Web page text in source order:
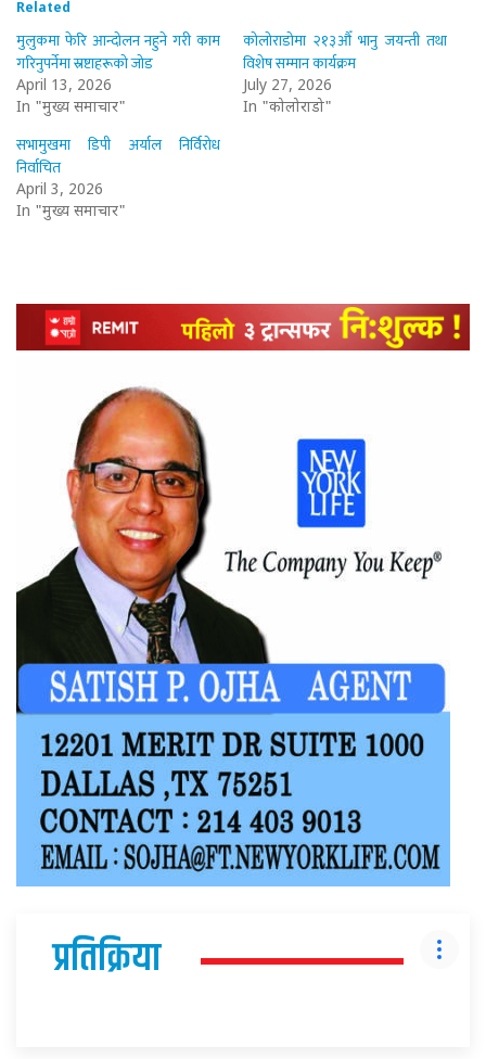
Related
मुलुकमा फेरि आन्दोलन नहुने गरी काम
गरिनुपर्नेमा स्रष्टाहरूको जोड
April 13, 2026
In "मुख्य समाचार"
कोलोराडोमा २१३औँ भानु जयन्ती तथा
विशेष सम्मान कार्यक्रम
July 27, 2026
In "कोलोराडो"
सभामुखमा डिपी अर्याल निर्विरोध
निर्वाचित
April 3, 2026
In "मुख्य समाचार"
प्रतिक्रिया